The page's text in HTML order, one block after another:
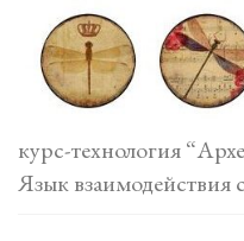
курс-технология
Язык взаимодействия